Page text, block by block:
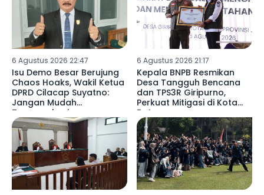
6 Agustus 2026 22:47
Isu Demo Besar Berujung
Chaos Hoaks, Wakil Ketua
DPRD Cilacap Suyatno:
Jangan Mudah
Terprovokasi
6 Agustus 2026 21:17
Kepala BNPB Resmikan
Desa Tangguh Bencana
dan TPS3R Giripurno,
Perkuat Mitigasi di Kota
Batu